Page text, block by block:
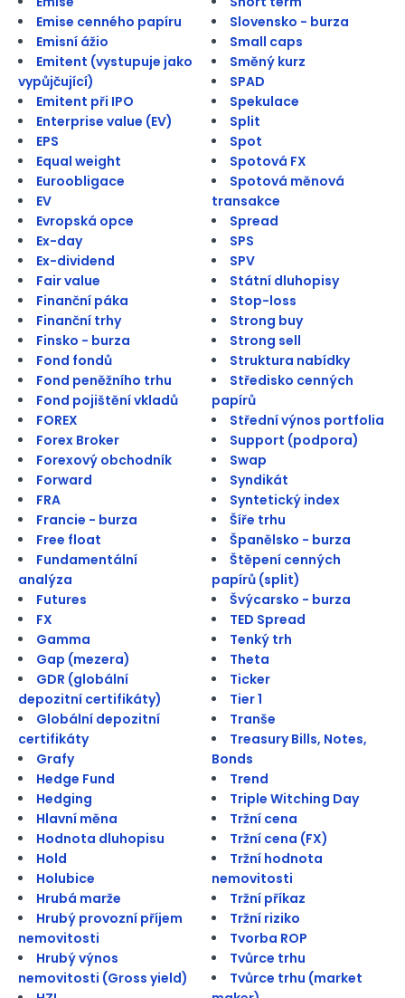
Emise cenného papíru
Emisní ážio
Emitent (vystupuje jako
vypůjčující)
Emitent při IPO
Enterprise value (EV)
EPS
Equal weight
Euroobligace
EV
Evropská opce
Ex-day
Ex-dividend
Fair value
Finanční páka
Finanční trhy
Finsko - burza
Fond fondů
Fond peněžního trhu
Fond pojištění vkladů
FOREX
Forex Broker
Forexový obchodník
Forward
FRA
Francie - burza
Free float
Fundamentální
analýza
Futures
FX
Gamma
Gap (mezera)
GDR (globální
depozitní certifikáty)
Globální depozitní
certifikáty
Grafy
Hedge Fund
Hedging
Hlavní měna
Hodnota dluhopisu
Hold
Holubice
Hrubá marže
Hrubý provozní příjem
nemovitosti
Hrubý výnos
nemovitosti (Gross yield)
Slovensko - burza
Small caps
Směný kurz
SPAD
Spekulace
Split
Spot
Spotová FX
Spotová měnová
transakce
Spread
SPS
SPV
Státní dluhopisy
Stop-loss
Strong buy
Strong sell
Struktura nabídky
Středisko cenných
papírů
Střední výnos portfolia
Support (podpora)
Swap
Syndikát
Syntetický index
Šíře trhu
Španělsko - burza
Štěpení cenných
papírů (split)
Švýcarsko - burza
TED Spread
Tenký trh
Theta
Ticker
Tier 1
Tranše
Treasury Bills, Notes,
Bonds
Trend
Triple Witching Day
Tržní cena
Tržní cena (FX)
Tržní hodnota
nemovitosti
Tržní příkaz
Tržní riziko
Tvorba ROP
Tvůrce trhu
Tvůrce trhu (market